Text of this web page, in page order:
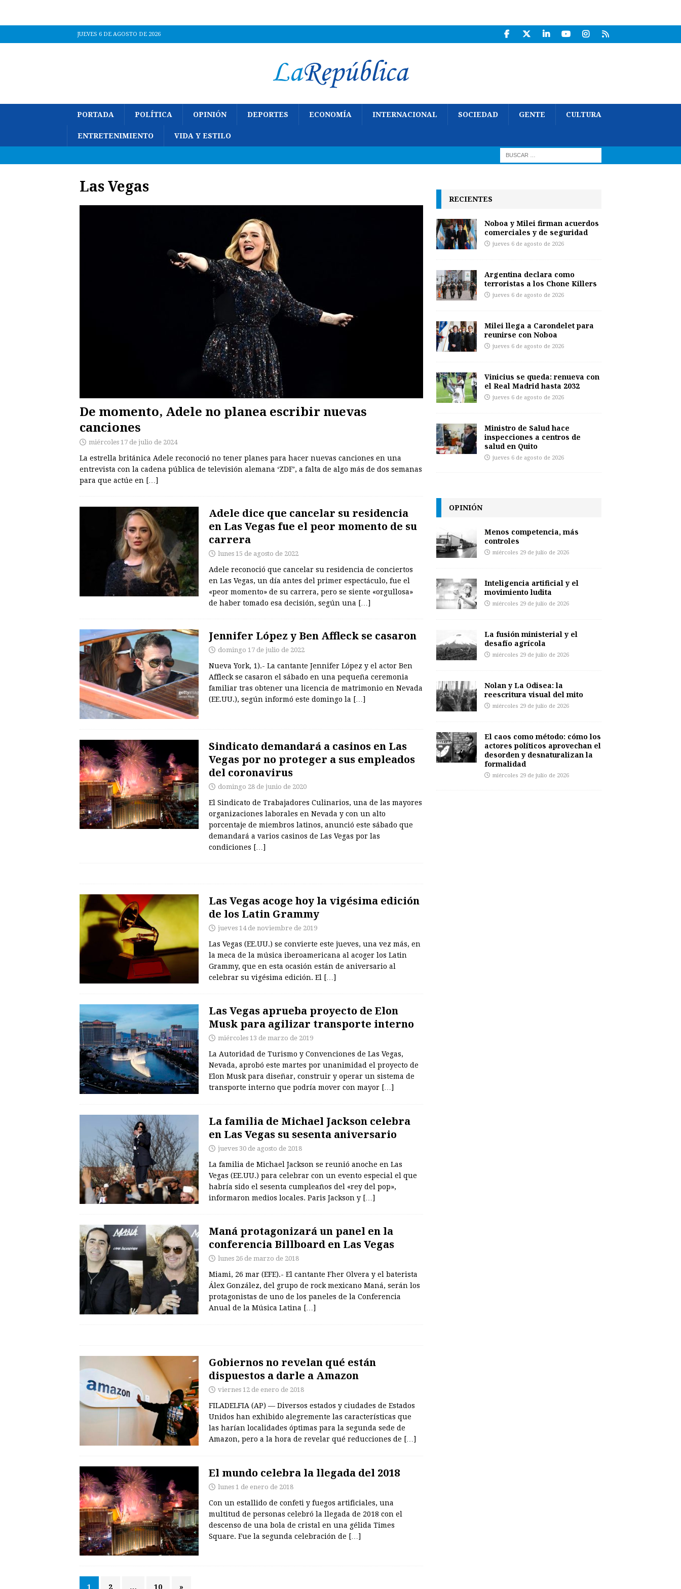
JUEVES 6 DE AGOSTO DE 2026
PORTADA POLÍTICA OPINIÓN DEPORTES ECONOMÍA INTERNACIONAL SOCIEDAD GENTE CULTURA
ENTRETENIMIENTO VIDA Y ESTILO
Las Vegas
De momento, Adele no planea escribir nuevas
canciones
miércoles 17 de julio de 2024
La estrella británica Adele reconoció no tener planes para hacer nuevas canciones en una
entrevista con la cadena pública de televisión alemana ‘ZDF’, a falta de algo más de dos semanas
para que actúe en […]
Adele dice que cancelar su residencia
en Las Vegas fue el peor momento de su
carrera
lunes 15 de agosto de 2022
Adele reconoció que cancelar su residencia de conciertos
en Las Vegas, un día antes del primer espectáculo, fue el
«peor momento» de su carrera, pero se siente «orgullosa»
de haber tomado esa decisión, según una […]
Jennifer López y Ben Affleck se casaron
domingo 17 de julio de 2022
Nueva York, 1).- La cantante Jennifer López y el actor Ben
Affleck se casaron el sábado en una pequeña ceremonia
familiar tras obtener una licencia de matrimonio en Nevada
(EE.UU.), según informó este domingo la […]
Sindicato demandará a casinos en Las
Vegas por no proteger a sus empleados
del coronavirus
domingo 28 de junio de 2020
El Sindicato de Trabajadores Culinarios, una de las mayores
organizaciones laborales en Nevada y con un alto
porcentaje de miembros latinos, anunció este sábado que
demandará a varios casinos de Las Vegas por las
condiciones […]
Las Vegas acoge hoy la vigésima edición
de los Latin Grammy
jueves 14 de noviembre de 2019
Las Vegas (EE.UU.) se convierte este jueves, una vez más, en
la meca de la música iberoamericana al acoger los Latin
Grammy, que en esta ocasión están de aniversario al
celebrar su vigésima edición. El
[…]
Las Vegas aprueba proyecto de Elon
Musk para agilizar transporte interno
miércoles 13 de marzo de 2019
La Autoridad de Turismo y Convenciones de Las Vegas,
Nevada, aprobó este martes por unanimidad el proyecto de
Elon Musk para diseñar, construir y operar un sistema de
transporte interno que podría mover con mayor […]
La familia de Michael Jackson celebra
en Las Vegas su sesenta aniversario
jueves 30 de agosto de 2018
La familia de Michael Jackson se reunió anoche en Las
Vegas (EE.UU.) para celebrar con un evento especial el que
habría sido el sesenta cumpleaños del «rey del pop»,
informaron medios locales. Paris Jackson y […]
Maná protagonizará un panel en la
conferencia Billboard en Las Vegas
lunes 26 de marzo de 2018
Miami, 26 mar (EFE).- El cantante Fher Olvera y el baterista
Álex González, del grupo de rock mexicano Maná, serán los
protagonistas de uno de los paneles de la Conferencia
Anual de la Música Latina […]
Gobiernos no revelan qué están
dispuestos a darle a Amazon
viernes 12 de enero de 2018
FILADELFIA (AP) — Diversos estados y ciudades de Estados
Unidos han exhibido alegremente las características que
las harían localidades óptimas para la segunda sede de
Amazon, pero a la hora de revelar qué reducciones de […]
El mundo celebra la llegada del 2018
lunes 1 de enero de 2018
Con un estallido de confeti y fuegos artificiales, una
multitud de personas celebró la llegada de 2018 con el
descenso de una bola de cristal en una gélida Times
Square. Fue la segunda celebración de […]
1 2 … 10 »
RECIENTES
Noboa y Milei firman acuerdos
comerciales y de seguridad
jueves 6 de agosto de 2026
Argentina declara como
terroristas a los Chone Killers
jueves 6 de agosto de 2026
Milei llega a Carondelet para
reunirse con Noboa
jueves 6 de agosto de 2026
Vinicius se queda: renueva con
el Real Madrid hasta 2032
jueves 6 de agosto de 2026
Ministro de Salud hace
inspecciones a centros de
salud en Quito
jueves 6 de agosto de 2026
OPINIÓN
Menos competencia, más
controles
miércoles 29 de julio de 2026
Inteligencia artificial y el
movimiento ludita
miércoles 29 de julio de 2026
La fusión ministerial y el
desafío agrícola
miércoles 29 de julio de 2026
Nolan y La Odisea: la
reescritura visual del mito
miércoles 29 de julio de 2026
El caos como método: cómo los
actores políticos aprovechan el
desorden y desnaturalizan la
formalidad
miércoles 29 de julio de 2026